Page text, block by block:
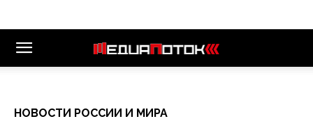
НОВОСТИ РОССИИ И МИРА